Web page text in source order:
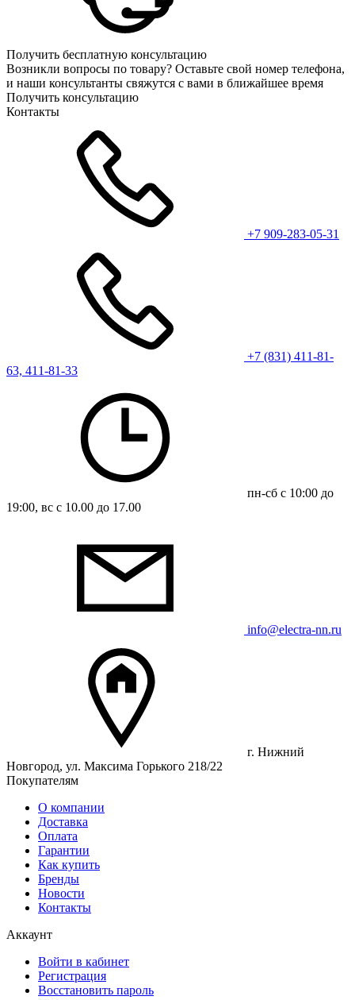
Получить бесплатную консультацию
Возникли вопросы по товару? Оставьте свой номер телефона,
и наши консультанты свяжутся с вами в ближайшее время
Получить консультацию
Контакты
+7 909-283-05-31
+7 (831) 411-81-
63, 411-81-33
пн-сб с 10:00 до
19:00, вс с 10.00 до 17.00
info@electra-nn.ru
г. Нижний
Новгород, ул. Максима Горького 218/22
Покупателям
О компании
Доставка
Оплата
Гарантии
Как купить
Бренды
Новости
Контакты
Аккаунт
Войти в кабинет
Регистрация
Восстановить пароль